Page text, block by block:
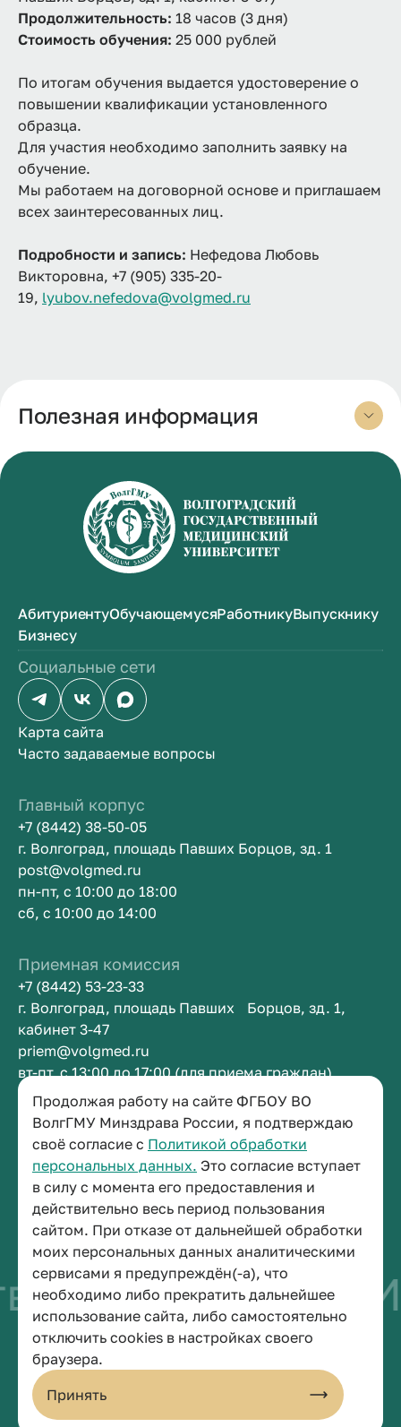
Продолжая работу на сайте ФГБОУ ВО
ВолгГМУ Минздрава России, я подтверждаю
своё согласие с Политикой обработки
персональных данных. Это согласие вступает
в силу с момента его предоставления и
действительно весь период пользования
сайтом. При отказе от дальнейшей обработки
моих персональных данных аналитическими
сервисами я предупреждён(-а), что
необходимо либо прекратить дальнейшее
использование сайта, либо самостоятельно
отключить cookies в настройках своего
браузера.
Принять
Продолжительность: 18 часов (3 дня)
Стоимость обучения: 25 000 рублей
По итогам обучения выдается удостоверение о
повышении квалификации установленного
образца.
Для участия необходимо заполнить заявку на
обучение.
Мы работаем на договорной основе и приглашаем
всех заинтересованных лиц.
Подробности и запись: Нефедова Любовь
Викторовна, +7 (905) 335-20-
19, lyubov.nefedova@volgmed.ru
Полезная информация
АбитуриентуОбучающемусяРаботникуВыпускнику
Бизнесу
Социальные сети
Карта сайта
Часто задаваемые вопросы
Главный корпус
+7 (8442) 38-50-05
г. Волгоград, площадь Павших Борцов, зд. 1
post@volgmed.ru
пн-пт, с 10:00 до 18:00
сб, с 10:00 до 14:00
Приемная комиссия
+7 (8442) 53-23-33
г. Волгоград, площадь Павших Борцов, зд. 1,
кабинет 3-47
priem@volgmed.ru
вт-пт, с 13:00 до 17:00 (для приема граждан)
Приемная ректора
+7 (8442) 38-50-05
г. Волгоград, площадь Павших Борцов, зд. 1,
кабинет 3-11
post@volgmed.ru
пн-пт, с 08.30 до 17.00 (перерыв с 12.30 до 13.00)
быть врачом
© 2026 Волгоградский государственный медицинский университет
Политика конфиденциальности
Политика по обработке персональных данных
Пользовательское соглашение